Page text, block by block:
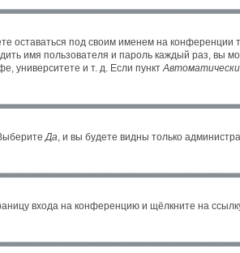
оставаться под своим именем на конференции
имя пользователя и пароль каждый раз, вы
университете и т. д. Если пункт
Да, и вы будете видны только
входа на конференцию и щёлкните на